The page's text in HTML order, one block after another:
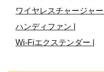
ワイヤレスチャージャー |
ハンディファン |
Wi-Fiエクステンダー |